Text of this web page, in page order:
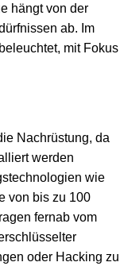
hängt von der
ab. Im
mit Fokus
Nachrüstung, da
werden
wie
von bis zu 100
fernab vom
oder Hacking zu